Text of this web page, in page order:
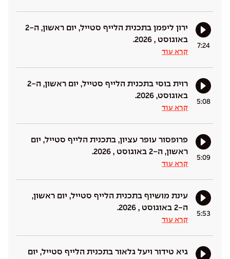
7:24
ירון ליפמן בתכנית הלייף סטייל, יום ראשון, ה-2
באוגוסט , 2026.
קרא עוד
5:08
רוית בוסי בתכנית הלייף סטייל, יום ראשון, ה-2
באוגוסט, 2026.
קרא עוד
5:09
פרופסור עופר עציון, בתכנית הלייף סטייל, יום
ראשון, ה-2 באוגוסט , 2026.
קרא עוד
5:53
עינת מושיוף בתכנית הלייף סטייל, יום ראשון,
ה-2 באוגוסט , 2026.
קרא עוד
גיא טידור ויעל גלאור בתכנית הלייף סטייל, יום